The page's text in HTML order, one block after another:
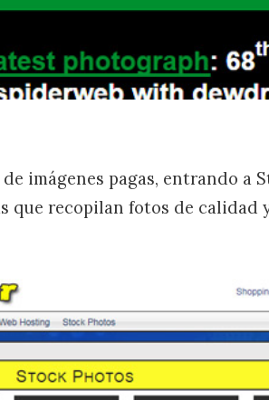
imágenes pagas, entrando a
que recopilan fotos de calidad